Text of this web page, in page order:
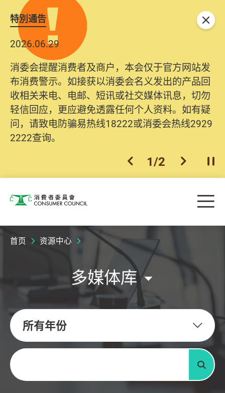
特別通告
2026.06.29
消委会提醒消费者及商户，本会仅于官方网站发
布消费警示。如接获以消委会名义发出的产品回
收相关来电、电邮、短讯或社交媒体讯息，切勿
轻信回应，更应避免透露任何个人资料。如有疑
问，请致电防骗易热线18222或消委会热线2929
2222查询。
上一个
1/2 下一个开
关闭
消费者委员会 目
首页 资源中心
多媒体库
所有年份
关键字
搜寻